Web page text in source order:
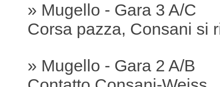
» Mugello - Gara 3 A/C
Corsa pazza, Consani si
» Mugello - Gara 2 A/B